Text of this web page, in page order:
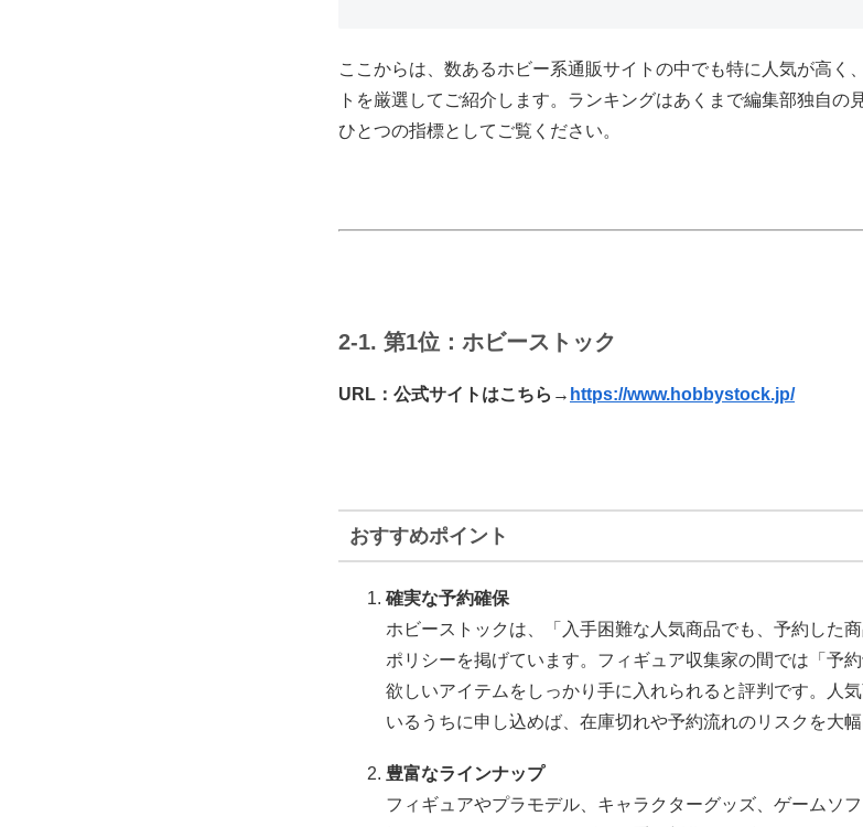
ここからは、数あるホビー系通販サイトの中でも特に人気が高く
トを厳選してご紹介します。ランキングはあくまで編集部独自の
ひとつの指標としてご覧ください。
2-1. 第1位：ホビーストック
URL：公式サイトはこちら→ https://www.hobbystock.jp/
おすすめポイント
確実な予約確保
ホビーストックは、「入手困難な人気商品でも、予約した
ポリシーを掲げています。フィギュア収集家の間では「予
欲しいアイテムをしっかり手に入れられると評判です。人
いるうちに申し込めば、在庫切れや予約流れのリスクを大
豊富なラインナップ
フィギュアやプラモデル、キャラクターグッズ、ゲームソ